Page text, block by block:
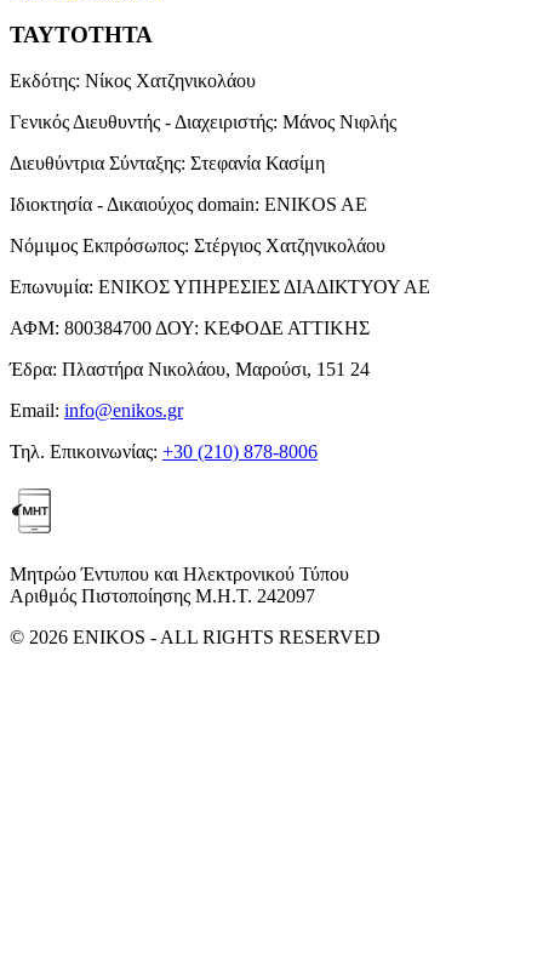
ΤΑΥΤΟΤΗΤΑ
Εκδότης: Νίκος Χατζηνικολάου
Γενικός Διευθυντής - Διαχειριστής: Μάνος Νιφλής
Διευθύντρια Σύνταξης: Στεφανία Κασίμη
Ιδιοκτησία - Δικαιούχος domain: ENIKOS AE
Νόμιμος Εκπρόσωπος: Στέργιος Χατζηνικολάου
Επωνυμία: ΕΝΙΚΟΣ ΥΠΗΡΕΣΙΕΣ ΔΙΑΔΙΚΤΥΟΥ ΑΕ
ΑΦΜ: 800384700ΔΟΥ: ΚΕΦΟΔΕ ΑΤΤΙΚΗΣ
Έδρα: Πλαστήρα Νικολάου, Μαρούσι, 151 24
Email: info@enikos.gr
Τηλ. Επικοινωνίας: +30 (210) 878-8006
Μητρώο Έντυπου και Ηλεκτρονικού Τύπου
Αριθμός Πιστοποίησης Μ.Η.Τ. 242097
© 2026 ENIKOS - ALL RIGHTS RESERVED